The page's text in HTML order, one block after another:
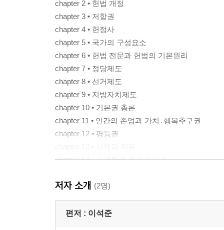
chapter 2 • 헌법 개정
chapter 3 • 저항권
chapter 4 • 헌정사
chapter 5 • 국가의 구성요소
chapter 6 • 헌법 전문과 헌법의 기본원리
chapter 7 • 정당제도
chapter 8 • 선거제도
chapter 9 • 지방자치제도
chapter 10 • 기본권 총론
chapter 11 • 인간의 존엄과 가치․행복추구권
chapter 12 • 평등권
chapter 14 • 사생활에 관한 기본권
chapter 16 • 언론 ․ 출판․집회․결사의 자유
chapter 17 • 경제적 기본권
chapter 18 • 참정권
저자 소개 (2명)
편저 : 이석준